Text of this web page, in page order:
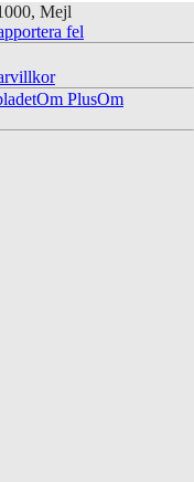
Mejl
fel
Om PlusOm